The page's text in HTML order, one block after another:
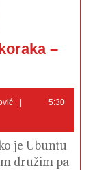
–
5:30
družim pa